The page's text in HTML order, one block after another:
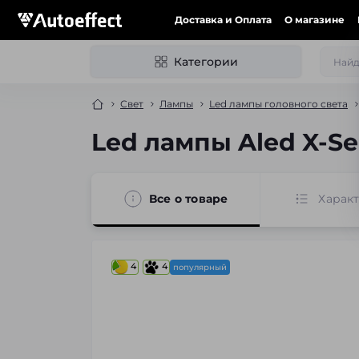
Доставка и Оплата О магазине
Категории
Свет Лампы Led лампы головного света
Led лампы Aled X-
Все о товаре
4 4 популярный